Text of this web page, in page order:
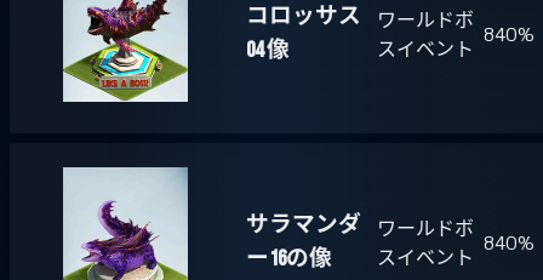
コロッサス
04 像
ワールドボ
スイベント
840%
サラマンダ
ー16の像
ワールドボ
スイベント
840%